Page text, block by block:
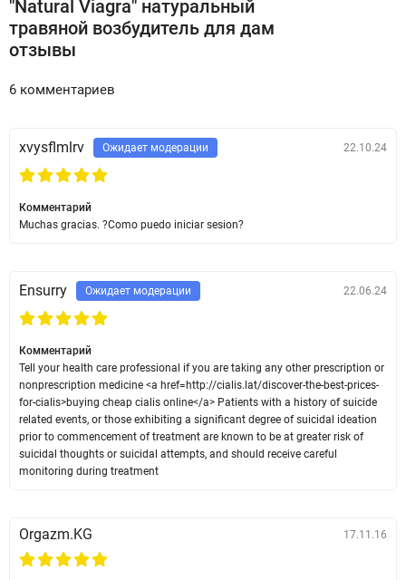
"Natural Viagra" натуральный
травяной возбудитель для дам
отзывы
6 комментариев
xvysflmlrv Ожидает модерации 22.10.24
Комментарий
Muchas gracias. ?Como puedo iniciar sesion?
Ensurry Ожидает модерации 22.06.24
Комментарий
Tell your health care professional if you are taking any other prescription or
nonprescription medicine <a href=http://cialis.lat/discover-the-best-prices-
for-cialis>buying cheap cialis online</a> Patients with a history of suicide
related events, or those exhibiting a significant degree of suicidal ideation
prior to commencement of treatment are known to be at greater risk of
suicidal thoughts or suicidal attempts, and should receive careful
monitoring during treatment
Orgazm.KG 17.11.16